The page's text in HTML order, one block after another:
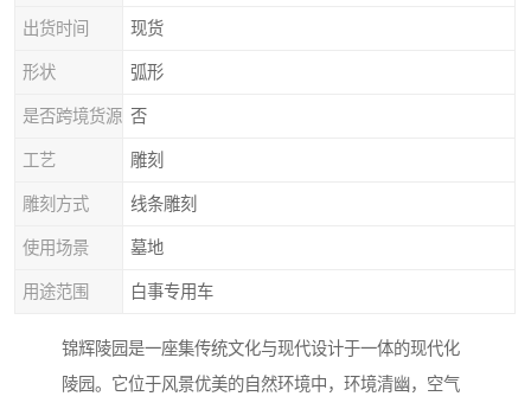
出货时间 现货
形状 弧形
是否跨境货源 否
工艺 雕刻
雕刻方式 线条雕刻
使用场景 墓地
用途范围 白事专用车
锦辉陵园是一座集传统文化与现代设计于一体的现代化
陵园。它位于风景优美的自然环境中，环境清幽，空气